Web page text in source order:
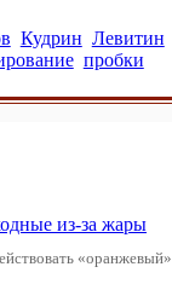
Кудрин Левитин
пробки
из-за жары